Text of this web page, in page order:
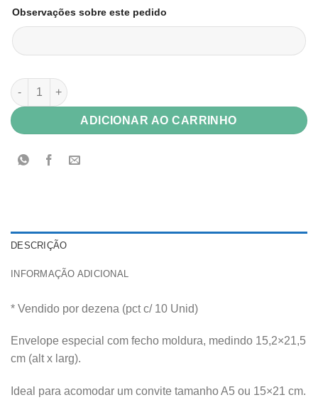
Observações sobre este pedido
Envelope Color Plus 180g Marfim (creme) Telado 15,2x21,5
ADICIONAR AO CARRINHO
DESCRIÇÃO
INFORMAÇÃO ADICIONAL
* Vendido por dezena (pct c/ 10 Unid)
Envelope especial com fecho moldura, medindo 15,2×21,5
cm (alt x larg).
Ideal para acomodar um convite tamanho A5 ou 15×21 cm.